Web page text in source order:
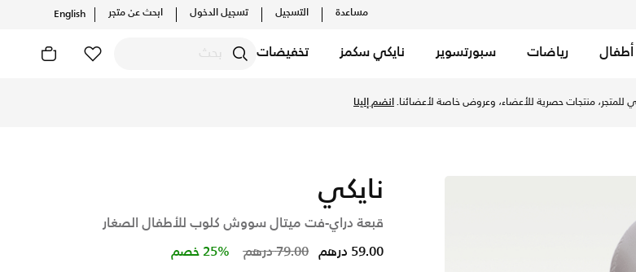
مساعدة التسجيل تسجيل الدخول ابحث عن متجر English
أطفال رياضات سبورتسوير نايكي سكمز تخفيضات
للمتجر، منتجات حصرية للأعضاء، وعروض خاصة لأعضائنا.انضم إلينا
نايكي
قبعة دراي-فت ميتال سووش كلوب للأطفال الصغار
Price reduced from
79.00 درهم to 59.00 درهم 25% خصم